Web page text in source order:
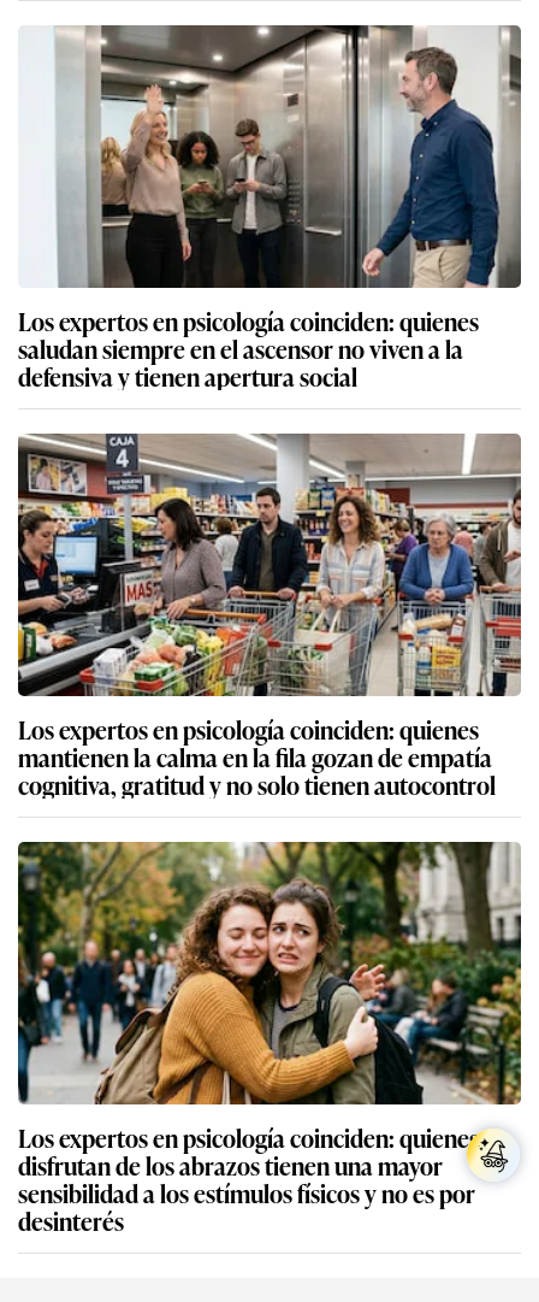
Los expertos en psicología coinciden: quienes
saludan siempre en el ascensor no viven a la
defensiva y tienen apertura social
Los expertos en psicología coinciden: quienes
mantienen la calma en la fila gozan de empatía
cognitiva, gratitud y no solo tienen autocontrol
Los expertos en psicología coinciden: quienes no
disfrutan de los abrazos tienen una mayor
sensibilidad a los estímulos físicos y no es por
desinterés